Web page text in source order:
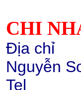
Hạt nhựa PC 2407,
010131 (trắng điện)
Chi tiết Mua
CHI
Địa chỉ
Nguyễn